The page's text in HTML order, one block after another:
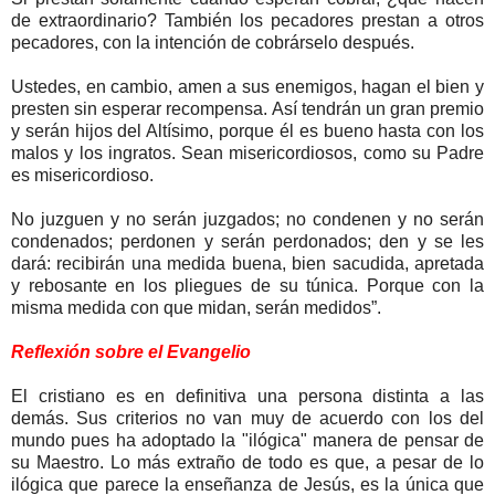
de extraordinario? También los pecadores prestan a otros
pecadores, con la intención de cobrárselo después.
Ustedes, en cambio, amen a sus enemigos, hagan el bien y
presten sin esperar recompensa. Así tendrán un gran premio
y serán hijos del Altísimo, porque él es bueno hasta con los
malos y los ingratos. Sean misericordiosos, como su Padre
es misericordioso.
No juzguen y no serán juzgados; no condenen y no serán
condenados; perdonen y serán perdonados; den y se les
dará: recibirán una medida buena, bien sacudida, apretada
y rebosante en los pliegues de su túnica. Porque con la
misma medida con que midan, serán medidos”.
Reflexión sobre el Evangelio
El cristiano es en definitiva una persona distinta a las
demás. Sus criterios no van muy de acuerdo con los del
mundo pues ha adoptado la "ilógica" manera de pensar de
su Maestro. Lo más extraño de todo es que, a pesar de lo
ilógica que parece la enseñanza de Jesús, es la única que